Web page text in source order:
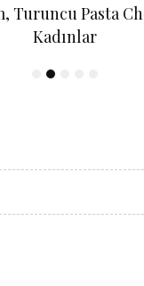
Turuncu Pasta
Kadınlar